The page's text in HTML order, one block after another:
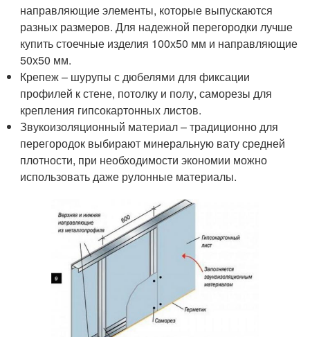
направляющие элементы, которые выпускаются
разных размеров. Для надежной перегородки лучше
купить стоечные изделия 100х50 мм и направляющие
50х50 мм.
Крепеж – шурупы с дюбелями для фиксации
профилей к стене, потолку и полу, саморезы для
крепления гипсокартонных листов.
Звукоизоляционный материал – традиционно для
перегородок выбирают минеральную вату средней
плотности, при необходимости экономии можно
использовать даже рулонные материалы.